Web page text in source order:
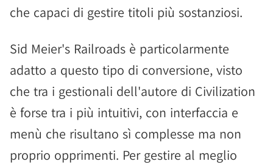
che capaci di gestire titoli più sostanziosi.
Sid Meier's Railroads è particolarmente
adatto a questo tipo di conversione, visto
che tra i gestionali dell'autore di Civilization
è forse tra i più intuitivi, con interfaccia e
menù che risultano sì complesse ma non
proprio opprimenti. Per gestire al meglio